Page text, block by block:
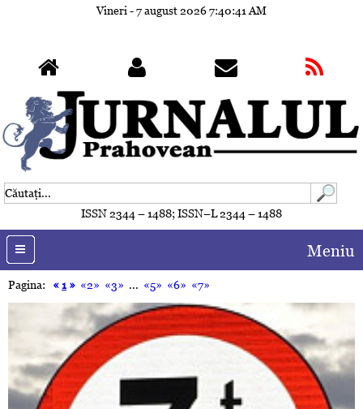
Vineri - 7 august 20267:40:43 AM
ISSN 2344 – 1488; ISSN–L 2344 – 1488
Meniu
Pagina: «1» «2» «3» ... «5» «6» «7»